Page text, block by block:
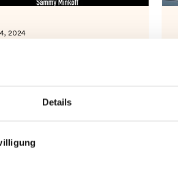
Details
users can now find the
Minkoff in the channel of the
2024